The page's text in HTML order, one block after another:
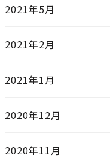
2021年5月
2021年2月
2021年1月
2020年12月
2020年11月